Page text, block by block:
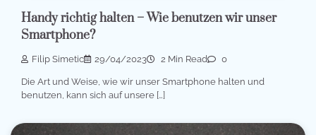
Handy richtig halten – Wie benutzen wir unser
Smartphone?
Filip Simetic 29/04/2023 2 Min Read 0
Die Art und Weise, wie wir unser Smartphone halten und
benutzen, kann sich auf unsere […]